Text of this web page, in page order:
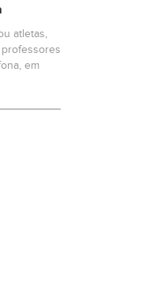
atletas,
em